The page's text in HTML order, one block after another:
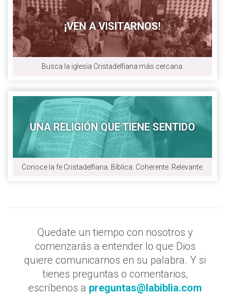
¡VEN A VISITARNOS!
Busca la iglesia Cristadelfiana más cercana.
UNA RELIGIÓN QUE TIENE SENTIDO
Conoce la fe Cristadelfiana. Bíblica. Coherente. Relevante.
Quedate un tiempo con nosotros y
comenzarás a entender lo que Dios
quiere comunicarnos en su palabra. Y si
tienes preguntas o comentarios,
escríbenos a preguntas@labiblia.com